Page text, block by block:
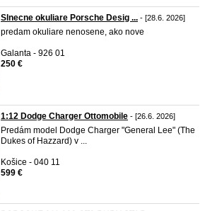
Slnecne okuliare Porsche Desig ... - [28.6. 2026]
predam okuliare nenosene, ako nove
Galanta - 926 01
250 €
1:12 Dodge Charger Ottomobile - [26.6. 2026]
Predám model Dodge Charger "General Lee" (The
Dukes of Hazzard) v ...
Košice - 040 11
599 €